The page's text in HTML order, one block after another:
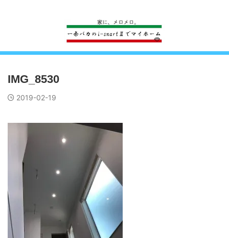
IMG_8530
2019-02-19